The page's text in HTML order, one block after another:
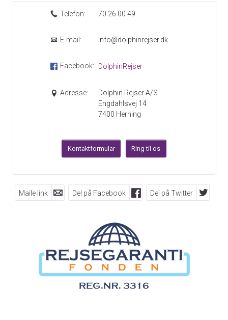
Telefon: 70 26 00 49
E-mail: info@dolphinrejser.dk
Facebook: DolphinRejser
Adresse:
Dolphin Rejser A/S
Engdahlsvej 14
7400 Herning
Kontaktformular Ring til os
Maile link Del på Facebook Del på Twitter